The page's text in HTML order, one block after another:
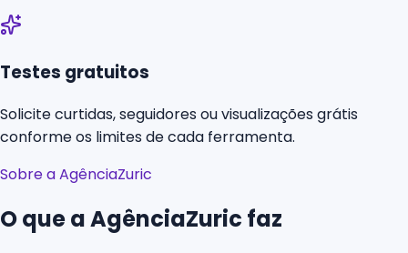
Testes gratuitos
Solicite curtidas, seguidores ou visualizações grátis
conforme os limites de cada ferramenta.
Sobre a AgênciaZuric
O que a AgênciaZuric faz